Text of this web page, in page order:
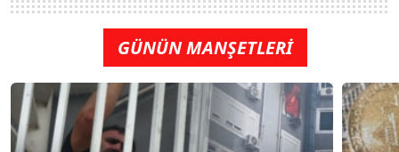
GÜNÜN MANŞETLERİ